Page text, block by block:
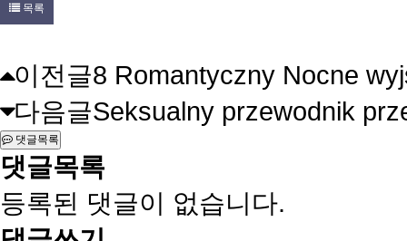
목록
이전글8 Romantyczny Nocne
다음글Seksualny przewodnik
댓글목록
댓글목록
등록된 댓글이 없습니다.